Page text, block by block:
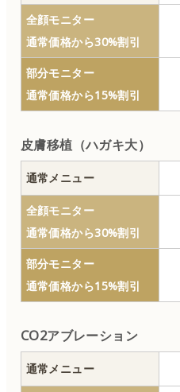
顎の整形
骨形成
男性器の整形
女性器の整形
リストカット除去
刺青除去（タトゥー除去）
耳介形成
ワキガ治療
全顔モニター
通常価格から30%割引
部分モニター
通常価格から15%割引
皮膚移植（ハガキ大）
通常メニュー
全顔モニター
通常価格から30%割引
部分モニター
通常価格から15%割引
CO2アブレーション
通常メニュー